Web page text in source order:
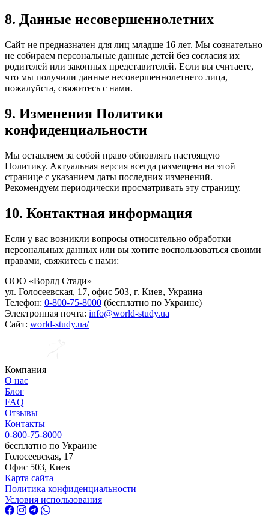
8. Данные несовершеннолетних
Сайт не предназначен для лиц младше 16 лет. Мы сознательно
не собираем персональные данные детей без согласия их
родителей или законных представителей. Если вы считаете,
что мы получили данные несовершеннолетнего лица,
пожалуйста, свяжитесь с нами.
9. Изменения Политики
конфиденциальности
Мы оставляем за собой право обновлять настоящую
Политику. Актуальная версия всегда размещена на этой
странице с указанием даты последних изменений.
Рекомендуем периодически просматривать эту страницу.
10. Контактная информация
Если у вас возникли вопросы относительно обработки
персональных данных или вы хотите воспользоваться своими
правами, свяжитесь с нами:
ООО «Ворлд Стади»
ул. Голосеевская, 17, офис 503, г. Киев, Украина
Телефон: 0-800-75-8000 (бесплатно по Украине)
Электронная почта: info@world-study.ua
Сайт: world-study.ua/
Компания
О нас
Блог
FAQ
Отзывы
Контакты
0-800-75-8000
бесплатно по Украине
Голосеевская, 17
Офис 503, Киев
Карта сайта
Политика конфиденциальности
Условия использования